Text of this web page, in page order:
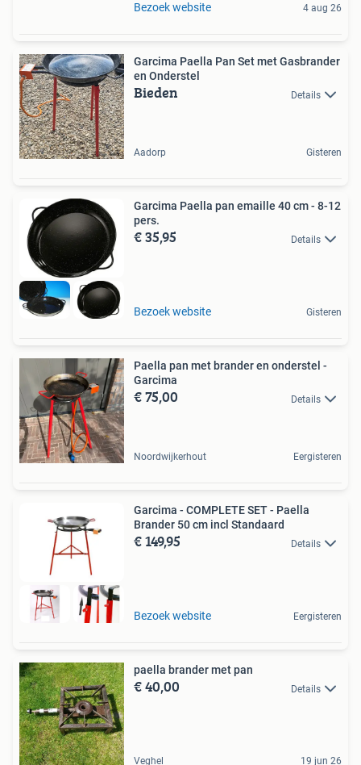
Bezoek website 4 aug 26
Garcima Paella Pan Set met Gasbrander
en Onderstel
Bieden Details
Aadorp Gisteren
Garcima Paella pan emaille 40 cm - 8-12
pers.
€ 35,95 Details
Bezoek website Gisteren
Paella pan met brander en onderstel -
Garcima
€ 75,00 Details
Noordwijkerhout Eergisteren
Garcima - COMPLETE SET - Paella
Brander 50 cm incl Standaard
€ 149,95 Details
Bezoek website Eergisteren
paella brander met pan
€ 40,00 Details
Veghel 19 jun 26